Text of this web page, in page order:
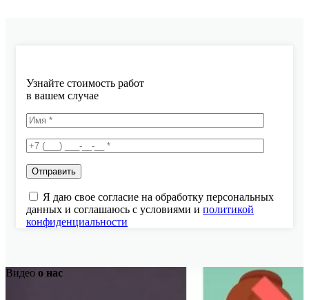
Узнайте стоимость работ
в вашем случае
Я даю свое согласие на обработку персональных
данных и соглашаюсь с условиями и политикой
конфиденциальности
Видео о нас